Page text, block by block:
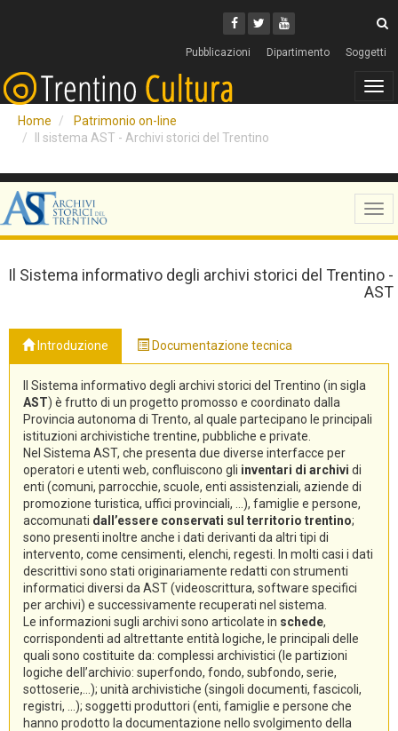
Facebook
Twitter
Youtube
Pubblicazioni Dipartimento Soggetti
Home
Patrimonio on-line
Il sistema AST - Archivi storici del Trentino
Il Sistema informativo degli archivi storici del Trentino -
AST
Introduzione Documentazione tecnica
Il Sistema informativo degli archivi storici del Trentino (in sigla
AST) è frutto di un progetto promosso e coordinato dalla
Provincia autonoma di Trento, al quale partecipano le principali
istituzioni archivistiche trentine, pubbliche e private.
Nel Sistema AST, che presenta due diverse interfacce per
operatori e utenti web, confluiscono gli inventari di archivi di
enti (comuni, parrocchie, scuole, enti assistenziali, aziende di
promozione turistica, uffici provinciali, ...), famiglie e persone,
accomunati dall’essere conservati sul territorio trentino;
sono presenti inoltre anche i dati derivanti da altri tipi di
intervento, come censimenti, elenchi, regesti. In molti casi i dati
descrittivi sono stati originariamente redatti con strumenti
informatici diversi da AST (videoscrittura, software specifici
per archivi) e successivamente recuperati nel sistema.
Le informazioni sugli archivi sono articolate in schede,
corrispondenti ad altrettante entità logiche, le principali delle
quali sono costituite da: complessi archivistici (le partizioni
logiche dell’archivio: superfondo, fondo, subfondo, serie,
sottoserie,...); unità archivistiche (singoli documenti, fascicoli,
registri, ...); soggetti produttori (enti, famiglie e persone che
hanno prodotto la documentazione nello svolgimento della